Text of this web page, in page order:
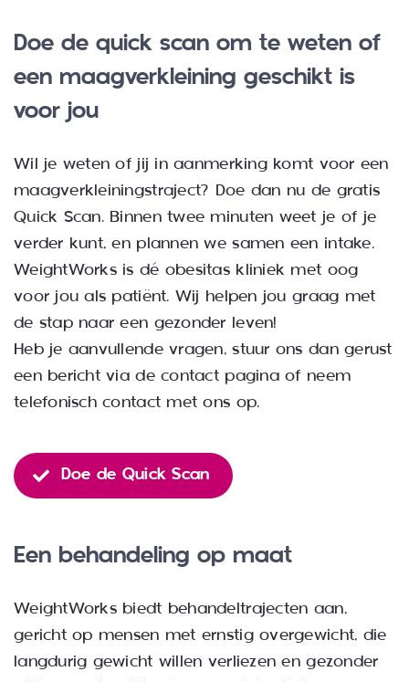
Doe de quick scan om te weten of
een maagverkleining geschikt is
voor jou
Wil je weten of jij in aanmerking komt voor een
maagverkleiningstraject? Doe dan nu de gratis
Quick Scan. Binnen twee minuten weet je of je
verder kunt, en plannen we samen een intake.
WeightWorks is dé obesitas kliniek met oog
voor jou als patiënt. Wij helpen jou graag met
de stap naar een gezonder leven!
Heb je aanvullende vragen, stuur ons dan gerust
een bericht via de contact pagina of neem
telefonisch contact met ons op.
Doe de Quick Scan
Een behandeling op maat
WeightWorks biedt behandeltrajecten aan,
gericht op mensen met ernstig overgewicht, die
langdurig gewicht willen verliezen en gezonder